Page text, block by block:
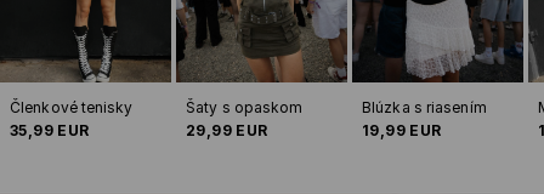
Členkové tenisky
35,99 EUR
Šaty s opaskom
29,99 EUR
Blúzka s riasením
19,99 EUR